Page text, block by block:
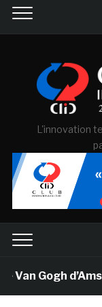
L'innovation
Van Gogh